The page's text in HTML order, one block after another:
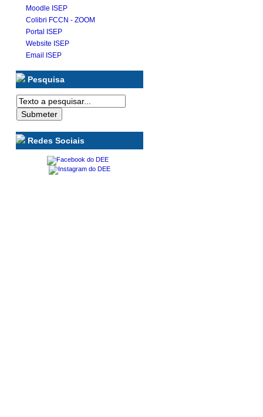
Moodle ISEP
Colibri FCCN - ZOOM
Portal ISEP
Website ISEP
Email ISEP
Pesquisa
Redes Sociais